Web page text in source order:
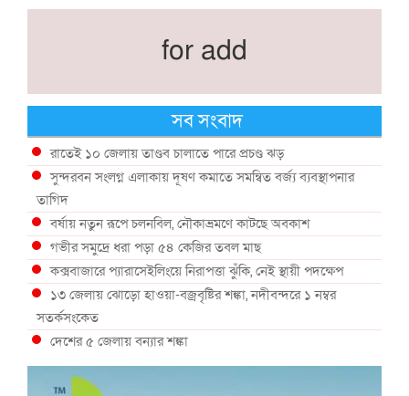
for add
সব সংবাদ
রাতেই ১০ জেলায় তাণ্ডব চালাতে পারে প্রচণ্ড ঝড়
সুন্দরবন সংলগ্ন এলাকায় দূষণ কমাতে সমন্বিত বর্জ্য ব্যবস্থাপনার
তাগিদ
বর্ষায় নতুন রূপে চলনবিল, নৌকাভ্রমণে কাটছে অবকাশ
গভীর সমুদ্রে ধরা পড়া ৫৪ কেজির তবল মাছ
কক্সবাজারে প্যারাসেইলিংয়ে নিরাপত্তা ঝুঁকি, নেই স্থায়ী পদক্ষেপ
১৩ জেলায় ঝোড়ো হাওয়া-বজ্রবৃষ্টির শঙ্কা, নদীবন্দরে ১ নম্বর
সতর্কসংকেত
দেশের ৫ জেলায় বন্যার শঙ্কা
দেশের বিভিন্ন অঞ্চলে বজ্রবৃষ্টির আভাস, ঢাকার আকাশও মেঘলা
আগস্টে টানা বৃষ্টি ও বন্যার আভাস, সাগরে একাধিক লঘুচাপের শঙ্কা